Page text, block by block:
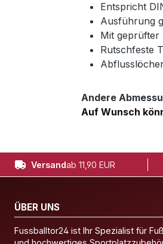
Entspricht
Ausführung
Mit geprüfter
Rutschfeste
Andere
Auf Wunsch
Versandab 11,90 EUR
ÜBER UNS
Fussballtor24 ist Ihr Spezialist für